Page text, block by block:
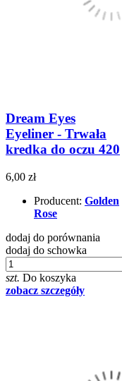
Dream Eyes
Eyeliner - Trwała
kredka do oczu 420
6,00 zł
Producent: Golden
Rose
dodaj do porównania
dodaj do schowka
szt. Do koszyka
zobacz szczegóły